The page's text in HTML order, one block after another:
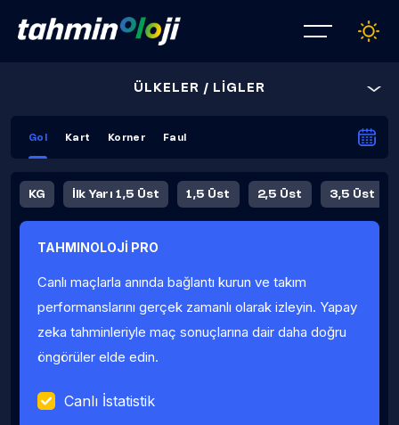
ÜLKELER / LİGLER
Gol Kart Korner Faul
KG İlk Yarı 1,5 Üst 1,5 Üst 2,5 Üst 3,5 Üst
Fauller Ortalama
TAHMINOLOJİ PRO
Canlı maçlarla anında bağlantı kurun ve takım
performanslarını gerçek zamanlı olarak izleyin. Yapay
zeka tahminleriyle maç sonuçlarına dair daha doğru
öngörüler elde edin.
Canlı İstatistik